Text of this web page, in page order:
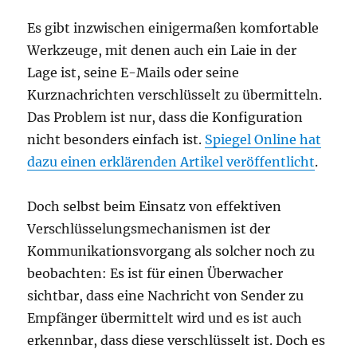
Es gibt inzwischen einigermaßen komfortable
Werkzeuge, mit denen auch ein Laie in der
Lage ist, seine E-Mails oder seine
Kurznachrichten verschlüsselt zu übermitteln.
Das Problem ist nur, dass die Konfiguration
nicht besonders einfach ist. Spiegel Online hat
dazu einen erklärenden Artikel veröffentlicht.
Doch selbst beim Einsatz von effektiven
Verschlüsselungsmechanismen ist der
Kommunikationsvorgang als solcher noch zu
beobachten: Es ist für einen Überwacher
sichtbar, dass eine Nachricht von Sender zu
Empfänger übermittelt wird und es ist auch
erkennbar, dass diese verschlüsselt ist. Doch es